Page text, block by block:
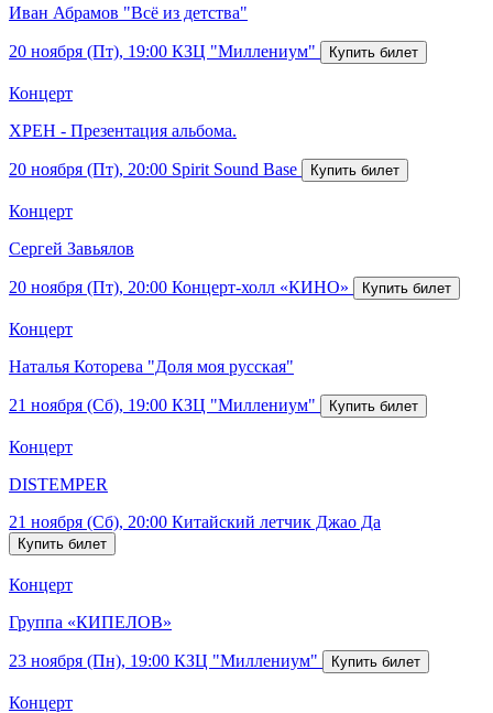
Иван Абрамов "Всё из детства"
20 ноября (Пт), 19:00 КЗЦ "Миллениум"
Концерт
ХРЕН - Презентация альбома.
20 ноября (Пт), 20:00 Spirit Sound Base
Концерт
Сергей Завьялов
20 ноября (Пт), 20:00 Концерт-холл «КИНО»
Концерт
Наталья Которева "Доля моя русская"
21 ноября (Сб), 19:00 КЗЦ "Миллениум"
Концерт
DISTEMPER
21 ноября (Сб), 20:00 Китайский летчик Джао Да
Концерт
Группа «КИПЕЛОВ»
23 ноября (Пн), 19:00 КЗЦ "Миллениум"
Концерт